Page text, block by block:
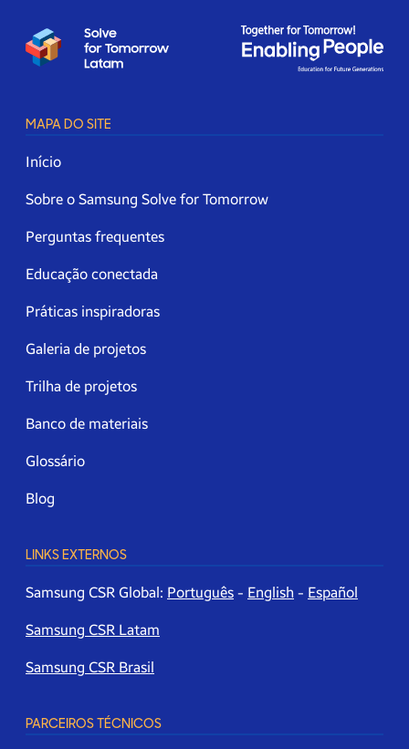
MAPA DO SITE
Início
Sobre o Samsung Solve for Tomorrow
Perguntas frequentes
Educação conectada
Práticas inspiradoras
Galeria de projetos
Trilha de projetos
Banco de materiais
Glossário
Blog
LINKS EXTERNOS
Samsung CSR Global: Português - English - Español
Samsung CSR Latam
Samsung CSR Brasil
PARCEIROS TÉCNICOS